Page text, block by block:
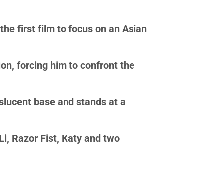
first film to focus on an Asian
forcing him to confront the
base and stands at a
Razor Fist, Katy and two